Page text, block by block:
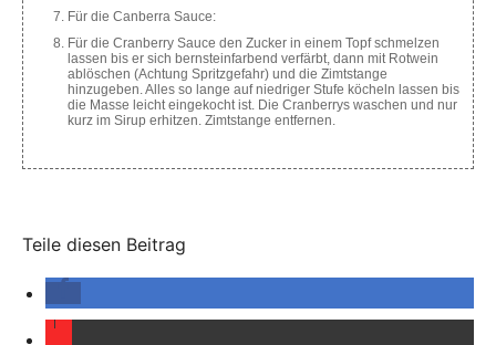
Für die Canberra Sauce:
Für die Cranberry Sauce den Zucker in einem Topf schmelzen
lassen bis er sich bernsteinfarbend verfärbt, dann mit Rotwein
ablöschen (Achtung Spritzgefahr) und die Zimtstange
hinzugeben. Alles so lange auf niedriger Stufe köcheln lassen bis
die Masse leicht eingekocht ist. Die Cranberrys waschen und nur
kurz im Sirup erhitzen. Zimtstange entfernen.
Teile diesen Beitrag